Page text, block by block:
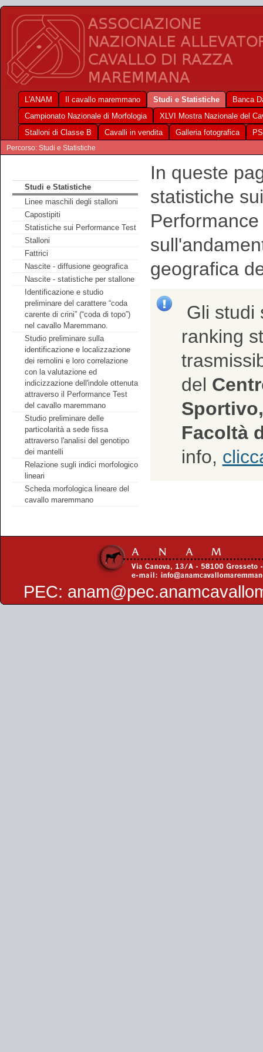
L'ANAM Il cavallo maremmano Studi e Statistiche
Banca
Campionato Nazionale di Morfologia
XLVI Mostra Nazionale del
Stalloni di Classe B
Cavalli in vendita Galleria fotografica
Percorso: Studi e Statistiche
Studi e Statistiche
Linee maschili degli stalloni
Capostipiti
Statistiche sui Performance Test
Stalloni
Fattrici
Nascite - diffusione geografica
Nascite - statistiche per stallone
Identificazione e studio
preliminare del carattere “coda
carente di crini” (“coda di topo”)
nel cavallo Maremmano.
Studio preliminare sulla
identificazione e localizzazione
dei remolini e loro correlazione
con la valutazione ed
indicizzazione dell'indole ottenuta
attraverso il Performance Test
del cavallo maremmano
Studio preliminare delle
particolarità a sede fissa
attraverso l'analisi del genotipo
dei mantelli
Relazione sugli indici morfologico
lineari
Scheda morfologica lineare del
cavallo maremmano
In queste
statistiche
geografica
Gli studi
ranking
del
Facoltà
info,
PEC: